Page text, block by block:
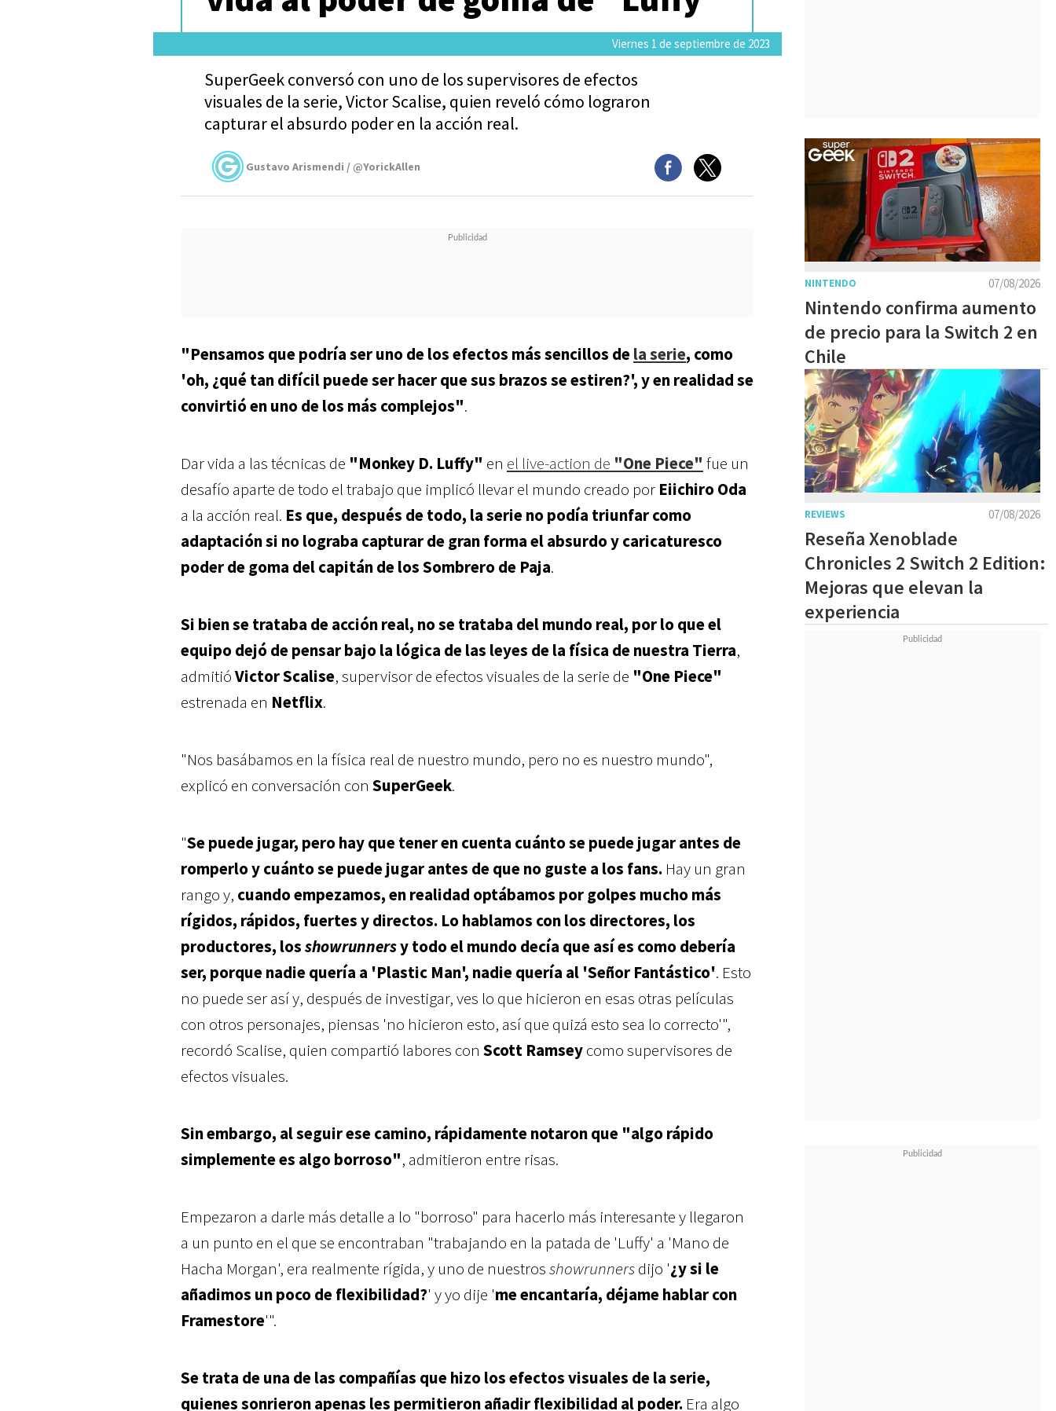
Viernes 1 de septiembre de 2023
SuperGeek conversó con uno de los supervisores de efectos
visuales de la serie, Victor Scalise, quien reveló cómo lograron
capturar el absurdo poder en la acción real.
Gustavo Arismendi / @YorickAllen
"Pensamos que podría ser uno de los efectos más sencillos dela serie, como
'oh, ¿qué tan difícil puede ser hacer que sus brazos se estiren?', y en realidad se
convirtió en uno de los más complejos".
Dar vida a las técnicas de "Monkey D. Luffy" en el live-action de "One Piece" fue un
desafío aparte de todo el trabajo que implicó llevar el mundo creado por Eiichiro Oda
a la acción real. Es que, después de todo, la serie no podía triunfar como
adaptación si no lograba capturar de gran forma el absurdo y caricaturesco
poder de goma del capitán de los Sombrero de Paja.
Si bien se trataba de acción real, no se trataba del mundo real, por lo que el
equipo dejó de pensar bajo la lógica de las leyes de la física de nuestra Tierra,
admitióVictor Scalise, supervisor de efectos visuales de la serie de "One Piece"
estrenada en Netflix.
"Nos basábamos en la física real de nuestro mundo, pero no es nuestro mundo",
explicó en conversación con SuperGeek.
"Se puede jugar, pero hay que tener en cuenta cuánto se puede jugar antes de
romperlo y cuánto se puede jugar antes de que no guste a los fans. Hay un gran
rango y, cuando empezamos, en realidad optábamos por golpes mucho más
rígidos, rápidos, fuertes y directos. Lo hablamos con los directores, los
productores, losshowrunnersy todo el mundo decía que así es como debería
ser, porque nadie quería a 'Plastic Man', nadie quería al 'Señor Fantástico'. Esto
no puede ser así y, después de investigar, ves lo que hicieron en esas otras películas
con otros personajes, piensas 'no hicieron esto, así que quizá esto sea lo correcto'",
recordó Scalise, quien compartió labores con Scott Ramseycomo supervisores de
efectos visuales.
Sin embargo, al seguir ese camino, rápidamente notaron que "algo rápido
simplemente es algo borroso", admitieron entre risas.
Empezaron a darle más detalle a lo "borroso" para hacerlo más interesante y llegaron
a un punto en el que se encontraban "trabajando en la patada de 'Luffy' a 'Mano de
Hacha Morgan', era realmente rígida, y uno de nuestrosshowrunnersdijo '¿y si le
añadimos un poco de flexibilidad?' y yo dije 'me encantaría, déjame hablar con
Framestore'".
Se trata de una de las compañías que hizo los efectos visuales de la serie,
quienes sonrieron apenas les permitieron añadir flexibilidad al poder. Era algo
07/08/2026
NINTENDO
Nintendo confirma aumento
de precio para la Switch 2 en
Chile
07/08/2026
REVIEWS
Reseña Xenoblade
Chronicles 2 Switch 2 Edition:
Mejoras que elevan la
experiencia